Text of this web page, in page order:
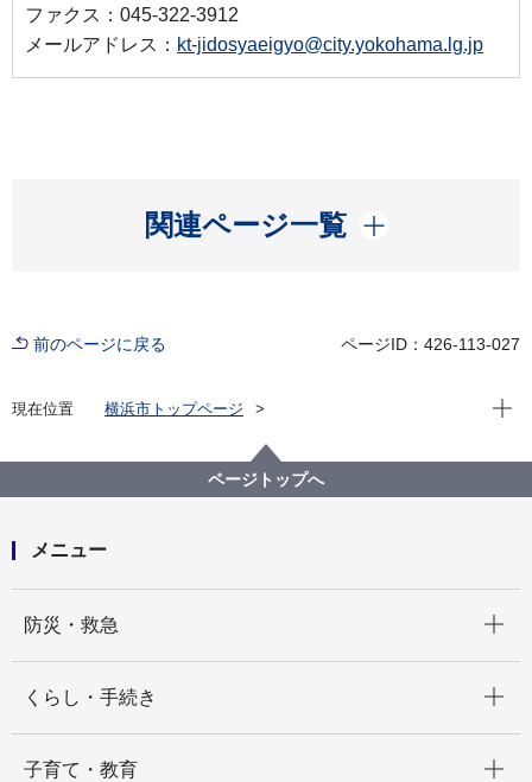
ファクス：045-322-3912
メールアドレス： kt-jidosyaeigyo@city.yokohama.lg.jp
関連ページ一覧
開く
前のページに戻る ページID：426-113-027
現在位置
横浜市トップページ
交通局
自動車本部営業課
市営バスの通学定期券を買うためには何が必要ですか
現在
ページトップへ
メニュー
防災・救急
くらし・手続き
子育て・教育